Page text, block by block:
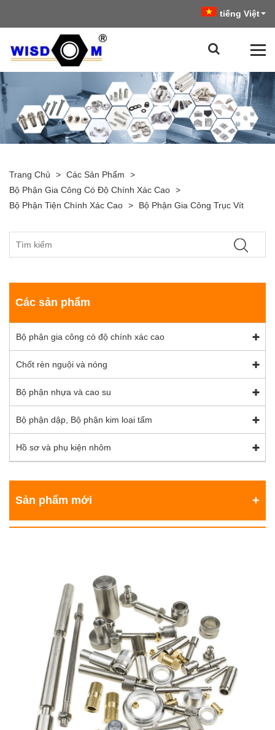
tiếng Việt
Trang Chủ > Các Sản Phẩm
>
Bộ Phận Gia Công Có Độ Chính Xác Cao >
Bộ Phận Tiện Chính Xác Cao > Bộ Phận Gia Công Trục Vít
Các sản phẩm
Bộ phận gia công có độ chính xác cao
Chốt rèn nguội và nóng
Bộ phận nhựa và cao su
Bộ phận dập, Bộ phận kim loại tấm
Hồ sơ và phụ kiện nhôm
Sản phẩm mới